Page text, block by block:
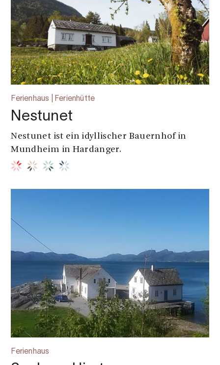
Ferienhaus | Ferienhütte
Nestunet
Nestunet ist ein idyllischer Bauernhof in
Mundheim in Hardanger.
Ferienhaus